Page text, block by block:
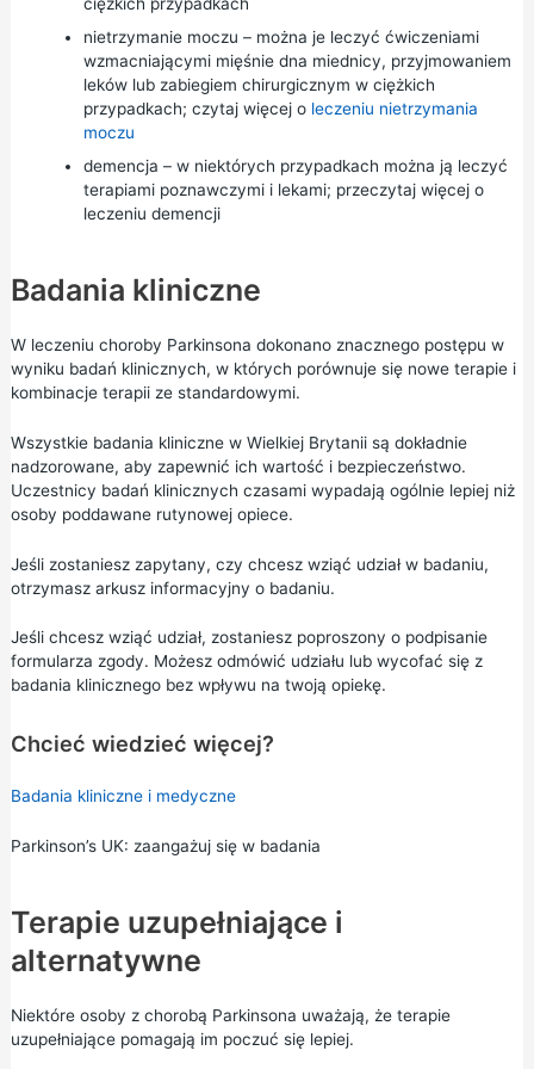
nietrzymanie moczu – można je leczyć ćwiczeniami
wzmacniającymi mięśnie dna miednicy, przyjmowaniem
leków lub zabiegiem chirurgicznym w ciężkich
przypadkach; czytaj więcej o leczeniu nietrzymania
moczu
demencja – w niektórych przypadkach można ją leczyć
terapiami poznawczymi i lekami; przeczytaj więcej o
leczeniu demencji
Badania kliniczne
W leczeniu choroby Parkinsona dokonano znacznego postępu w
wyniku badań klinicznych, w których porównuje się nowe terapie i
kombinacje terapii ze standardowymi.
Wszystkie badania kliniczne w Wielkiej Brytanii są dokładnie
nadzorowane, aby zapewnić ich wartość i bezpieczeństwo.
Uczestnicy badań klinicznych czasami wypadają ogólnie lepiej niż
osoby poddawane rutynowej opiece.
Jeśli zostaniesz zapytany, czy chcesz wziąć udział w badaniu,
otrzymasz arkusz informacyjny o badaniu.
Jeśli chcesz wziąć udział, zostaniesz poproszony o podpisanie
formularza zgody. Możesz odmówić udziału lub wycofać się z
badania klinicznego bez wpływu na twoją opiekę.
Chcieć wiedzieć więcej?
Badania kliniczne i medyczne
Parkinson’s UK: zaangażuj się w badania
Terapie uzupełniające i
alternatywne
Niektóre osoby z chorobą Parkinsona uważają, że terapie
uzupełniające pomagają im poczuć się lepiej.